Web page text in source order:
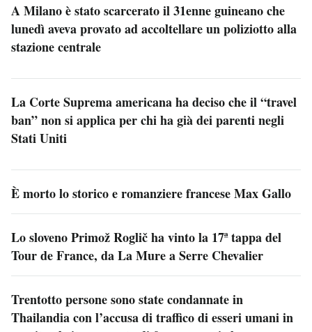
A Milano è stato scarcerato il 31enne guineano che
lunedì aveva provato ad accoltellare un poliziotto alla
stazione centrale
La Corte Suprema americana ha deciso che il “travel
ban” non si applica per chi ha già dei parenti negli
Stati Uniti
È morto lo storico e romanziere francese Max Gallo
Lo sloveno Primož Roglič ha vinto la 17ª tappa del
Tour de France, da La Mure a Serre Chevalier
Trentotto persone sono state condannate in
Thailandia con l’accusa di traffico di esseri umani in